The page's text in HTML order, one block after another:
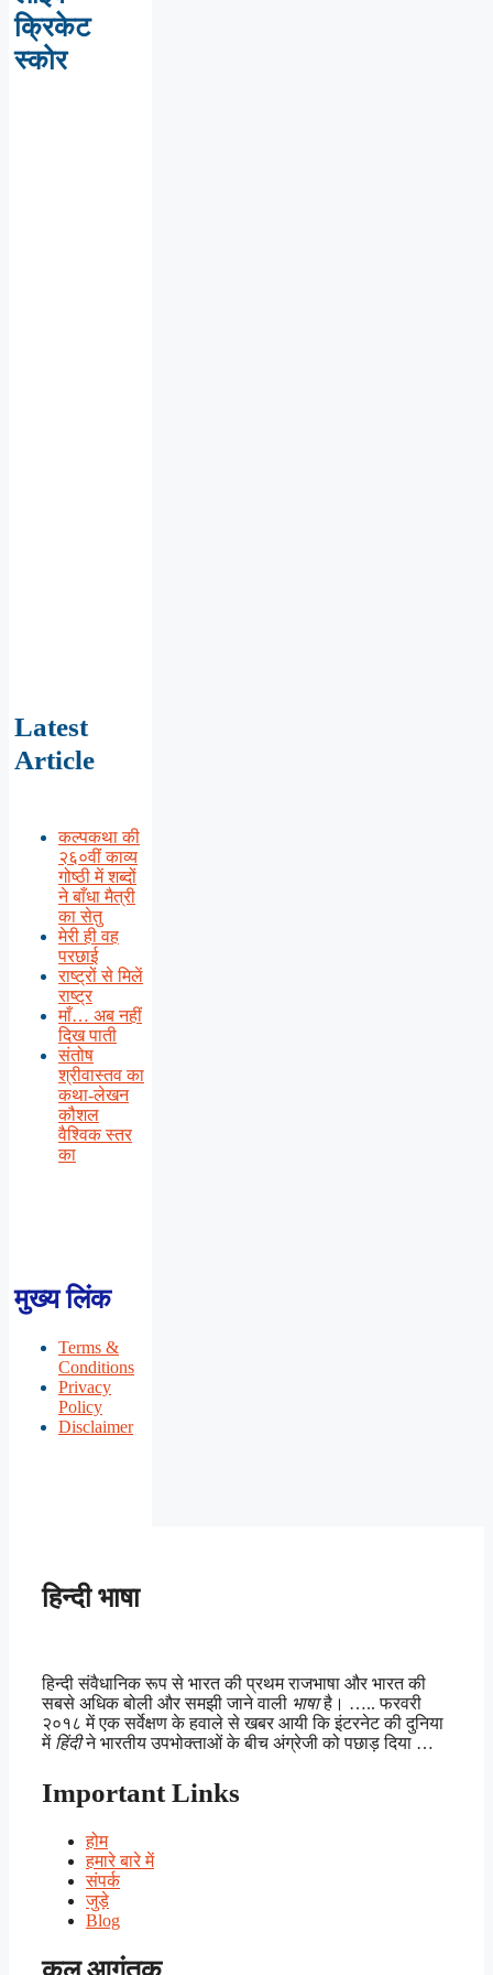
क्रिकेट
स्कोर
Latest
Article
कल्पकथा की
२६०वीं काव्य
गोष्ठी में शब्दों
ने बाँधा मैत्री
का सेतु
मेरी ही वह
परछाई
राष्ट्रों से मिलें
राष्ट्र
माँ… अब नहीं
दिख पाती
संतोष
श्रीवास्तव का
कथा-लेखन
कौशल
वैश्विक स्तर
का
मुख्य लिंक
Terms &
Conditions
Privacy
Policy
Disclaimer
हिन्दी भाषा
हिन्दी संवैधानिक रूप से भारत की प्रथम राजभाषा और भारत की
सबसे अधिक बोली और समझी जाने वाली भाषाहै। ….. फरवरी
२०१८ में एक सर्वेक्षण के हवाले से खबर आयी कि इंटरनेट की दुनिया
में हिंदीने भारतीय उपभोक्ताओं के बीच अंग्रेजी को पछाड़ दिया …
Important Links
होम
हमारे बारे में
संपर्क
जुड़े
Blog